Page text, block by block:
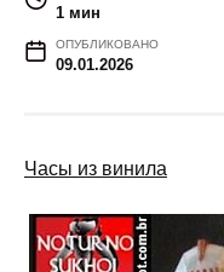
1 мин
ОПУБЛИКОВАНО
09.01.2026
Часы из винила